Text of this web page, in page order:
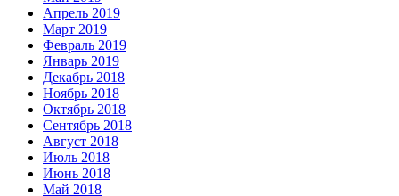
Апрель 2019
Март 2019
Февраль 2019
Январь 2019
Декабрь 2018
Ноябрь 2018
Октябрь 2018
Сентябрь 2018
Август 2018
Июль 2018
Июнь 2018
Май 2018